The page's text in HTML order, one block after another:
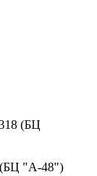
(БЦ
(БЦ "А-48")